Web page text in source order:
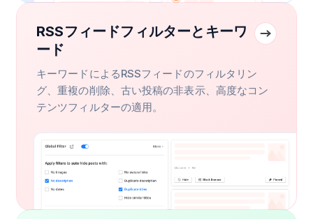
RSSフィードフィルターとキーワ
ード
キーワードによるRSSフィードのフィルタリン
グ、重複の削除、古い投稿の非表示、高度なコン
テンツフィルターの適用。